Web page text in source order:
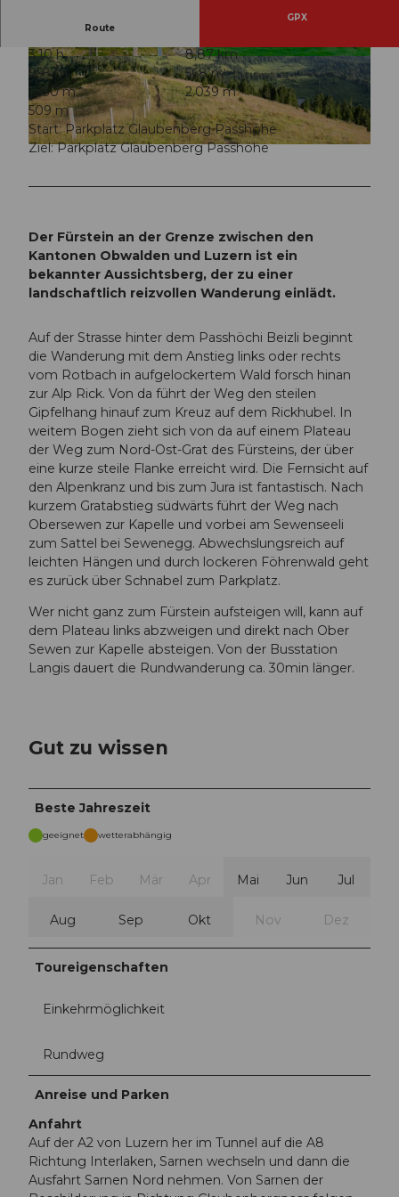
© Obwalden Tourismus, Obwalden Tourismus
© Obwalden Tourismus, Obwalden Tourismus © Obwalden Tourismus, Obwalden Tourismus
Route
GPX
3:10 h
8,87 km
568 m
568 m
1.530 m
2.039 m
509 m
Start: Parkplatz Glaubenberg Passhöhe
Ziel: Parkplatz Glaubenberg Passhöhe
Der Fürstein an der Grenze zwischen den
Kantonen Obwalden und Luzern ist ein
bekannter Aussichtsberg, der zu einer
landschaftlich reizvollen Wanderung einlädt.
Auf der Strasse hinter dem Passhöchi Beizli beginnt
die Wanderung mit dem Anstieg links oder rechts
vom Rotbach in aufgelockertem Wald forsch hinan
zur Alp Rick. Von da führt der Weg den steilen
Gipfelhang hinauf zum Kreuz auf dem Rickhubel. In
weitem Bogen zieht sich von da auf einem Plateau
der Weg zum Nord-Ost-Grat des Fürsteins, der über
eine kurze steile Flanke erreicht wird. Die Fernsicht auf
den Alpenkranz und bis zum Jura ist fantastisch. Nach
kurzem Gratabstieg südwärts führt der Weg nach
Obersewen zur Kapelle und vorbei am Sewenseeli
zum Sattel bei Sewenegg. Abwechslungsreich auf
leichten Hängen und durch lockeren Föhrenwald geht
es zurück über Schnabel zum Parkplatz.
Wer nicht ganz zum Fürstein aufsteigen will, kann auf
dem Plateau links abzweigen und direkt nach Ober
Sewen zur Kapelle absteigen. Von der Busstation
Langis dauert die Rundwanderung ca. 30min länger.
Gut zu wissen
Beste Jahreszeit
geeignet wetterabhängig
Jan Feb Mär Apr Mai Jun Jul
Aug Sep Okt Nov Dez
Toureigenschaften
Einkehrmöglichkeit
Rundweg
Anreise und Parken
Anfahrt
Auf der A2 von Luzern her im Tunnel auf die A8
Richtung Interlaken, Sarnen wechseln und dann die
Ausfahrt Sarnen Nord nehmen. Von Sarnen der